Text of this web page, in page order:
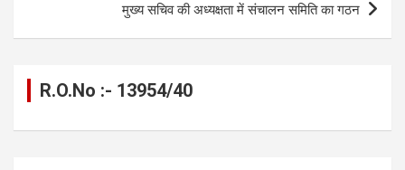
मुख्य सचिव की अध्यक्षता में संचालन समिति का गठन
R.O.No :- 13954/40